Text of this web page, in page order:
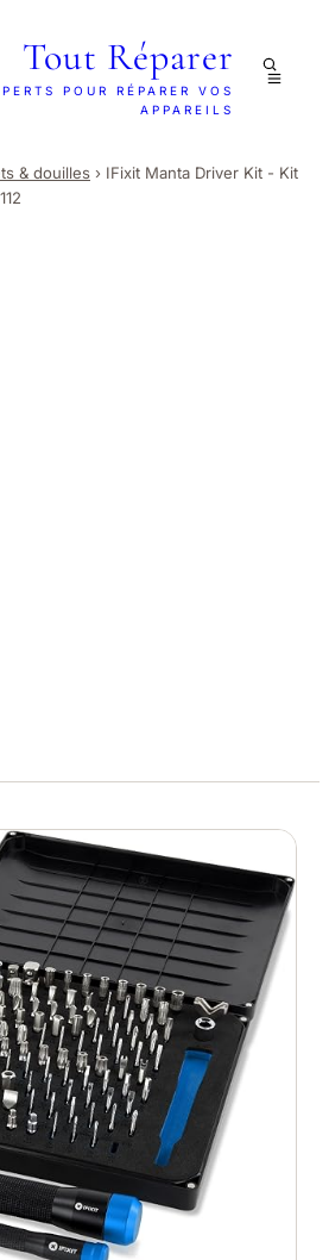
Tout Réparer
POUR RÉPARER VOS
APPAREILS
& douilles › IFixit Manta Driver Kit - Kit